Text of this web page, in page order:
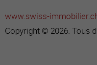
www.swiss-
Copyright © 2026. Tous